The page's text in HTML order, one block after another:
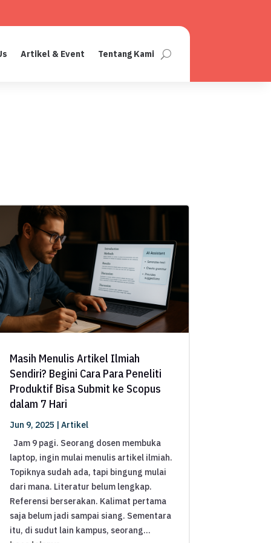
Artikel & Event Tentang Kami
Masih Menulis Artikel Ilmiah
Sendiri? Begini Cara Para Peneliti
Produktif Bisa Submit ke Scopus
dalam 7 Hari
Jun 9, 2025
Artikel
Jam 9 pagi. Seorang dosen membuka
laptop, ingin mulai menulis artikel ilmiah.
Topiknya sudah ada, tapi bingung mulai
dari mana. Literatur belum lengkap.
Referensi berserakan. Kalimat pertama
saja belum jadi sampai siang. Sementara
itu, di sudut lain kampus, seorang...